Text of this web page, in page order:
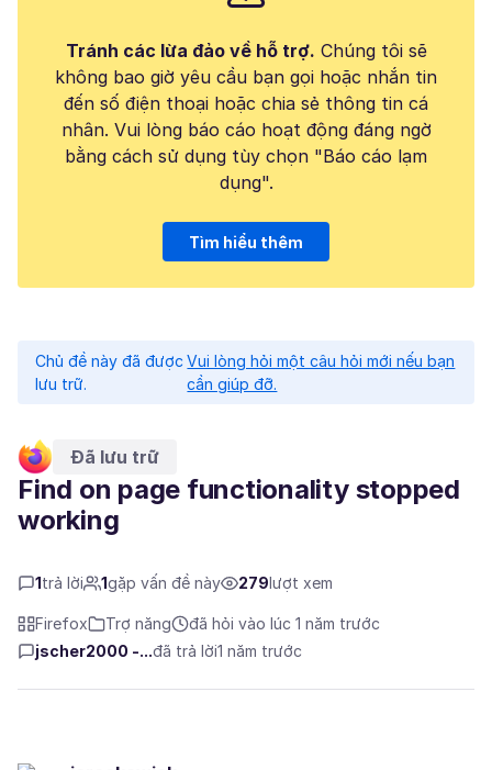
Tránh các lừa đảo về hỗ trợ. Chúng tôi sẽ
không bao giờ yêu cầu bạn gọi hoặc nhắn tin
đến số điện thoại hoặc chia sẻ thông tin cá
nhân. Vui lòng báo cáo hoạt động đáng ngờ
bằng cách sử dụng tùy chọn "Báo cáo lạm
dụng".
Tìm hiểu thêm
Chủ đề này đã được
lưu trữ.
Vui lòng hỏi một câu hỏi mới nếu bạn
cần giúp đỡ.
Đã lưu trữ
Find on page functionality stopped
working
1trả lời 1gặp vấn đề này 279lượt xem
Firefox Trợ năng
đã hỏi vào lúc 1 năm trước
jscher2000 -...đã trả lời1 năm trước